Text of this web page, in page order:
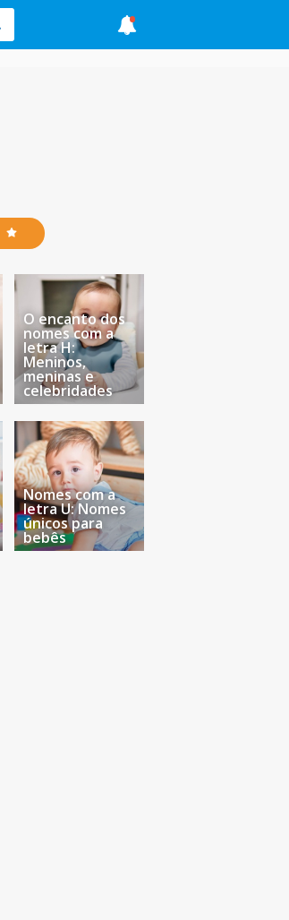
O encanto dos
nomes com a
letra H:
Meninos,
meninas e
celebridades
Nomes com a
letra U: Nomes
únicos para
bebês